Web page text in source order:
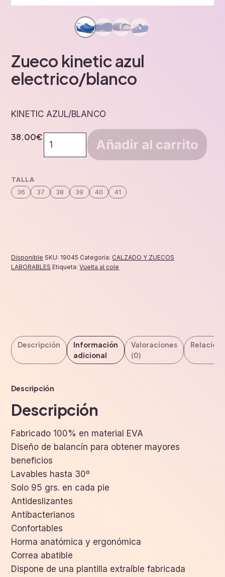
Zueco kinetic azul
electrico/blanco
KINETIC AZUL/BLANCO
TALLA
36 37 38 39 40 41
38.00€
kinetic
cantidad
Añadir al carrito
Disponible SKU: 19045 Categoría: CALZADO Y ZUECOS
LABORABLES Etiqueta:Vuelta al cole
Descripción
Información
adicional
Valoraciones
(0)
Descripción
Descripción
Fabricado 100% en material EVA
Diseño de balancín para obtener mayores
beneficios
Lavables hasta 30º
Solo 95 grs. en cada pie
Antideslizantes
Antibacterianos
Confortables
Horma anatómica y ergonómica
Correa abatible
Dispone de una plantilla extraíble fabricada